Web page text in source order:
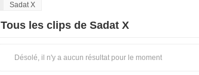
Sadat X
Tous les clips de Sadat X
Désolé, il n'y a aucun résultat pour le moment